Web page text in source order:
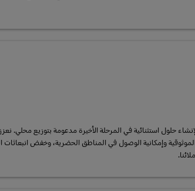
حلول استثنائية في المرحلة الأخيرة مدعومة بتوزيع محلي.
وإمكانية الوصول في المناطق الحضرية، وخفض انبعاثات